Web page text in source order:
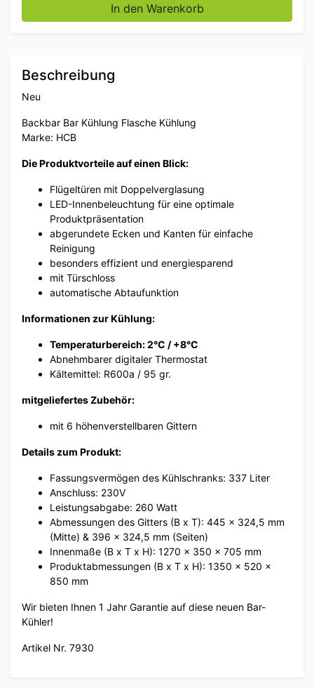
In den Warenkorb
Beschreibung
Neu
Backbar Bar Kühlung Flasche Kühlung
Marke: HCB
Die Produktvorteile auf einen Blick:
Flügeltüren mit Doppelverglasung
LED-Innenbeleuchtung für eine optimale
Produktpräsentation
abgerundete Ecken und Kanten für einfache
Reinigung
besonders effizient und energiesparend
mit Türschloss
automatische Abtaufunktion
Informationen zur Kühlung:
Temperaturbereich: 2°C / +8°C
Abnehmbarer digitaler Thermostat
Kältemittel: R600a / 95 gr.
mitgeliefertes Zubehör:
mit 6 höhenverstellbaren Gittern
Details zum Produkt:
Fassungsvermögen des Kühlschranks: 337 Liter
Anschluss: 230V
Leistungsabgabe: 260 Watt
Abmessungen des Gitters (B x T): 445 x 324,5 mm
(Mitte) & 396 x 324,5 mm (Seiten)
Innenmaße (B x T x H): 1270 x 350 x 705 mm
Produktabmessungen (B x T x H): 1350 x 520 x
850 mm
Wir bieten Ihnen 1 Jahr Garantie auf diese neuen Bar-
Kühler!
Artikel Nr. 7930